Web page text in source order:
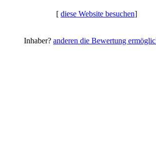
[ diese Website besuchen]
Inhaber? anderen die Bewertung